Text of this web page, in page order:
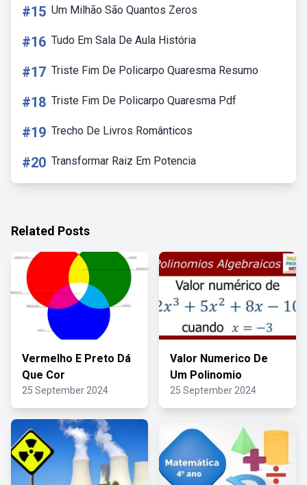
#15 Um Milhão São Quantos Zeros
#16 Tudo Em Sala De Aula História
#17 Triste Fim De Policarpo Quaresma Resumo
#18 Triste Fim De Policarpo Quaresma Pdf
#19 Trecho De Livros Românticos
#20 Transformar Raiz Em Potencia
Related Posts
Vermelho E Preto Dá
Que Cor
25 September 2024
Valor Numerico De
Um Polinomio
25 September 2024